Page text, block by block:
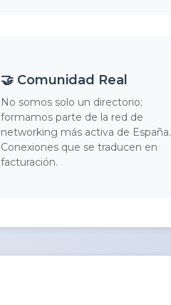
🤝 Comunidad Real
No somos solo un directorio;
formamos parte de la red de
networking más activa de España.
Conexiones que se traducen en
facturación.